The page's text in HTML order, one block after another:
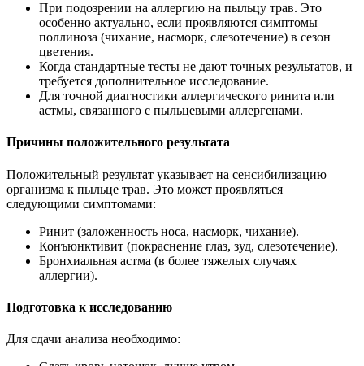
При подозрении на аллергию на пыльцу трав. Это
особенно актуально, если проявляются симптомы
поллиноза (чихание, насморк, слезотечение) в сезон
цветения.
Когда стандартные тесты не дают точных результатов, и
требуется дополнительное исследование.
Для точной диагностики аллергического ринита или
астмы, связанного с пыльцевыми аллергенами.
Причины положительного результата
Положительный результат указывает на сенсибилизацию
организма к пыльце трав. Это может проявляться
следующими симптомами:
Ринит (заложенность носа, насморк, чихание).
Конъюнктивит (покраснение глаз, зуд, слезотечение).
Бронхиальная астма (в более тяжелых случаях
аллергии).
Подготовка к исследованию
Для сдачи анализа необходимо: